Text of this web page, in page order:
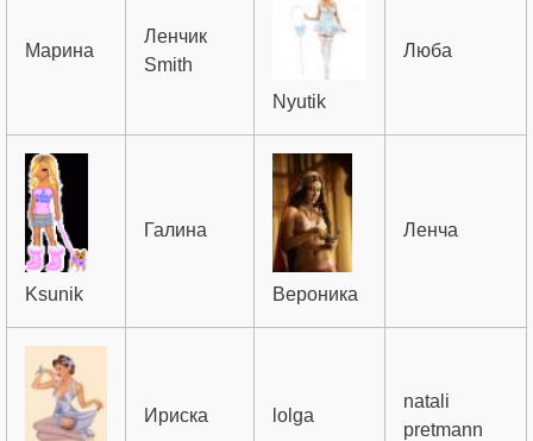
Марина
Ленчик
Smith
Nyutik
Люба
Ksunik
Галина
Вероника
Ленча
Ириска lolga
natali
pretmann